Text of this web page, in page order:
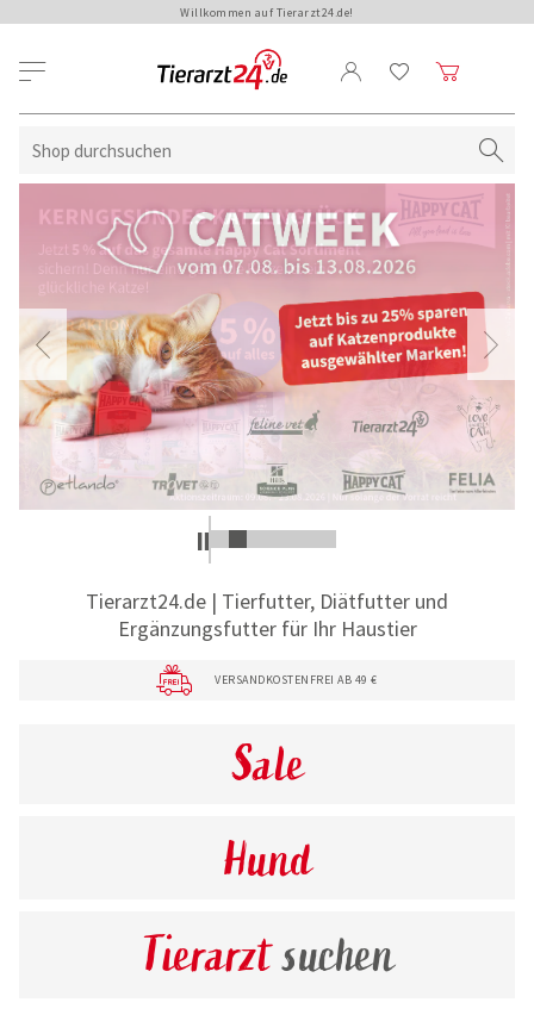
Willkommen auf Tierarzt24.de!
Tierarzt24.de | Tierfutter, Diätfutter und
Ergänzungsfutter für Ihr Haustier
VERSANDKOSTENFREI AB 49 €
Sale
Hund
Tierarztsuchen